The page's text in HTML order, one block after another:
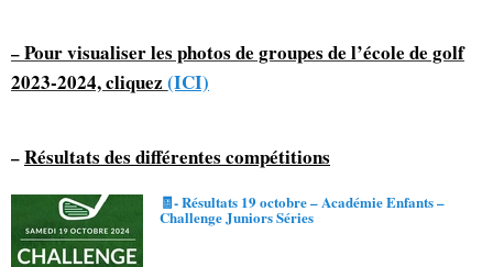
–Pour visualiser les photos de groupes de l’école de golf
2023-2024, cliquez (ICI)
–Résultats des différentes compétitions
🧾- Résultats 19 octobre – Académie Enfants –
Challenge Juniors Séries